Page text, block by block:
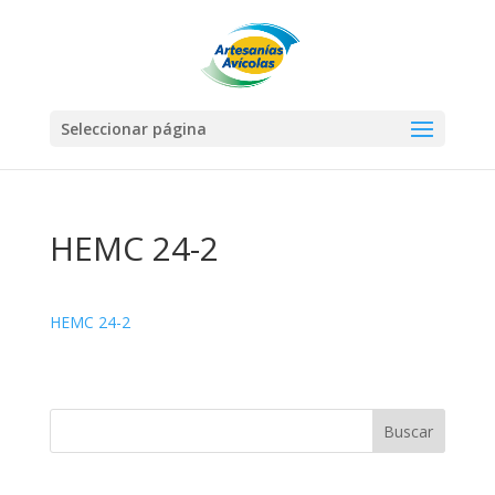
Seleccionar página
HEMC 24-2
HEMC 24-2